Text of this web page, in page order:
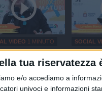
tua riservatezza
e/o accediamo a
univoci e informazioni
VIDEO 1 MINUTO
Maturi edizione
le interviste: Adrian
SOCIAL
100x100
2026, le